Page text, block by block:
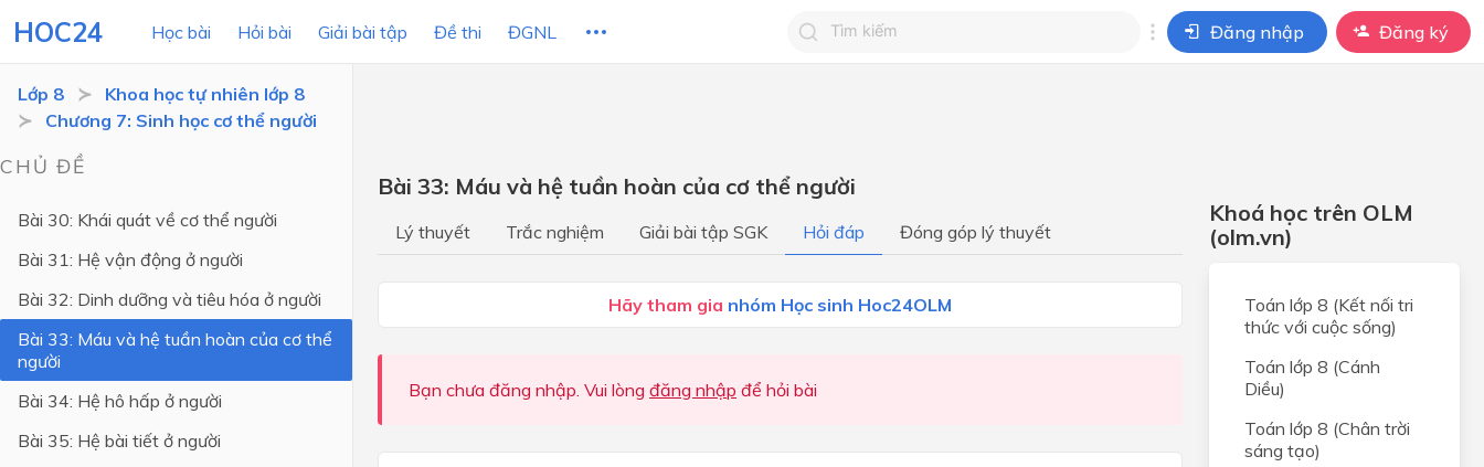
HOC24 Học bài Hỏi bài Giải bài tập Đề thi ĐGNL Đăng nhập Đăng ký
Lớp 12
Lớp 11
Lớp 10
Lớp 9
Lớp 7
Lớp 6
Chương 1: Phản ứng hóa học
Chương 2: Một số hợp chất
thông dụng
suất
Lớp 8
Khoa học tự nhiên lớp 8
Chương 7: Sinh học cơ thể người
CHỦ ĐỀ
Bài 30: Khái quát về cơ thể người
Bài 31: Hệ vận động ở người
Bài 32: Dinh dưỡng và tiêu hóa ở người
Bài 33: Máu và hệ tuần hoàn của cơ thể
người
Bài 34: Hệ hô hấp ở người
Bài 35: Hệ bài tiết ở người
Bài 33: Máu và hệ tuần hoàn của cơ thể người
Lý thuyết Trắc nghiệm Giải bài tập SGK Hỏi đáp Đóng góp lý thuyết
Hãy tham gia nhóm Học sinh Hoc24OLM
Bạn chưa đăng nhập. Vui lòng đăng nhập để hỏi bài
Khoá học trên OLM
(olm.vn)
Toán lớp 8 (Kết nối tri
thức với cuộc sống)
Toán lớp 8 (Cánh
Diều)
Toán lớp 8 (Chân trời
sáng tạo)